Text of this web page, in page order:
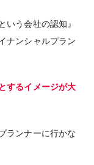
いう会社の認知』
ナンシャルプラン
するイメージが大
ランナーに行かな